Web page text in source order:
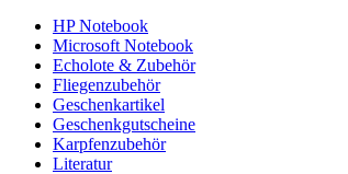
HP Notebook
Microsoft Notebook
Echolote & Zubehör
Fliegenzubehör
Geschenkartikel
Geschenkgutscheine
Karpfenzubehör
Literatur